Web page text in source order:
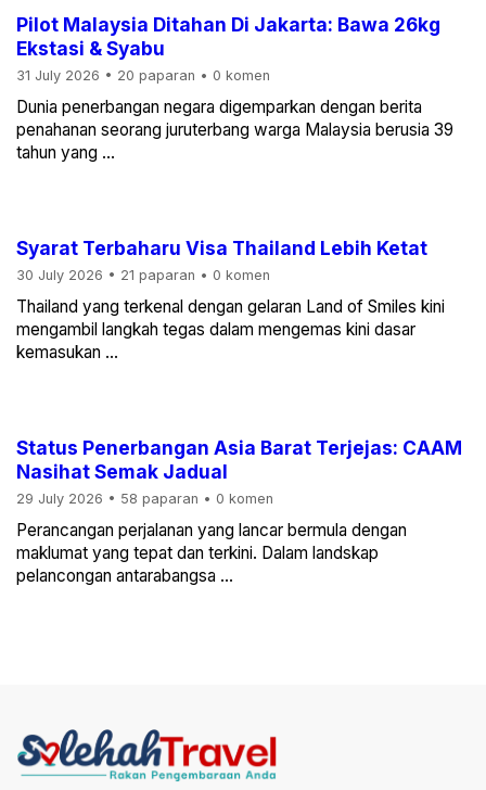
Pilot Malaysia Ditahan Di Jakarta: Bawa 26kg
Ekstasi & Syabu
31 July 2026 • 20 paparan • 0 komen
Dunia penerbangan negara digemparkan dengan berita
penahanan seorang juruterbang warga Malaysia berusia 39
tahun yang ...
Syarat Terbaharu Visa Thailand Lebih Ketat
30 July 2026 • 21 paparan • 0 komen
Thailand yang terkenal dengan gelaran Land of Smiles kini
mengambil langkah tegas dalam mengemas kini dasar
kemasukan ...
Status Penerbangan Asia Barat Terjejas: CAAM
Nasihat Semak Jadual
29 July 2026 • 58 paparan • 0 komen
Perancangan perjalanan yang lancar bermula dengan
maklumat yang tepat dan terkini. Dalam landskap
pelancongan antarabangsa ...